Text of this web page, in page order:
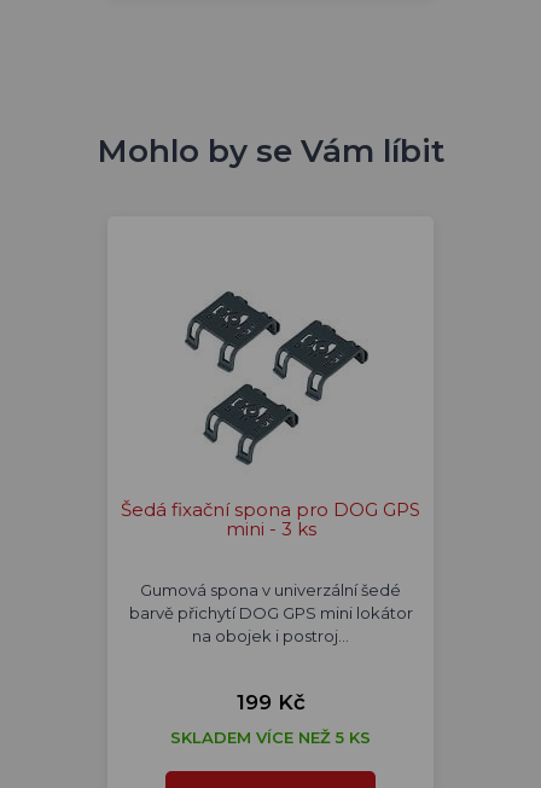
Mohlo by se Vám líbit
Šedá fixační spona pro DOG GPS
mini - 3 ks
Gumová spona v univerzální šedé
barvě přichytí DOG GPS mini lokátor
na obojek i postroj…
199 Kč
SKLADEM VÍCE NEŽ 5 KS